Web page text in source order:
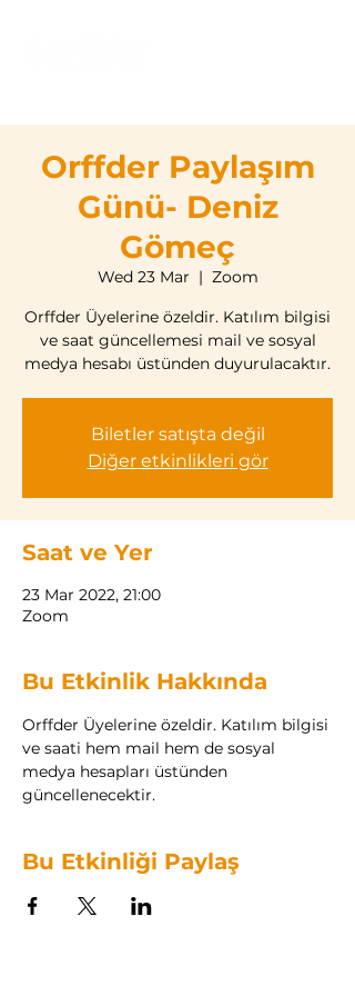
Orffder Paylaşım
Günü- Deniz
Gömeç
Wed 23 Mar
  |
Zoom
Orffder Üyelerine özeldir. Katılım bilgisi
ve saat güncellemesi mail ve sosyal
medya hesabı üstünden duyurulacaktır.
Biletler satışta değil
Diğer etkinlikleri gör
Saat ve Yer
23 Mar 2022, 21:00
Zoom
Bu Etkinlik Hakkında
Orffder Üyelerine özeldir. Katılım bilgisi
ve saati hem mail hem de sosyal
medya hesapları üstünden
güncellenecektir.
Bu Etkinliği Paylaş